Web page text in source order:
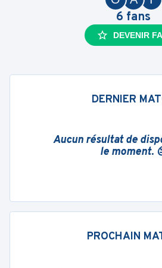
6 fans
DEVENIR
DERNIER
Aucun résultat de
le moment.
PROCHAIN